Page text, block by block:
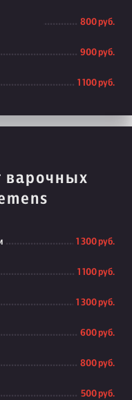
800 руб.
900 руб.
1 100 руб.
варочных
1 300 руб.
1 100 руб.
1 300 руб.
600 руб.
800 руб.
500 руб.